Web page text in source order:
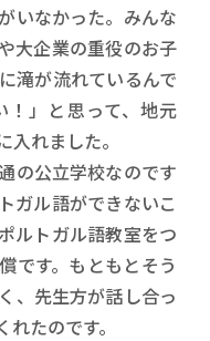
いなかった。みんな
大企業の重役のお子
滝が流れているんで
！」と思って、地元
れました。
の公立学校なのです
ガル語ができないこ
ルトガル語教室をつ
です。もともとそう
、先生方が話し合っ
たのです。